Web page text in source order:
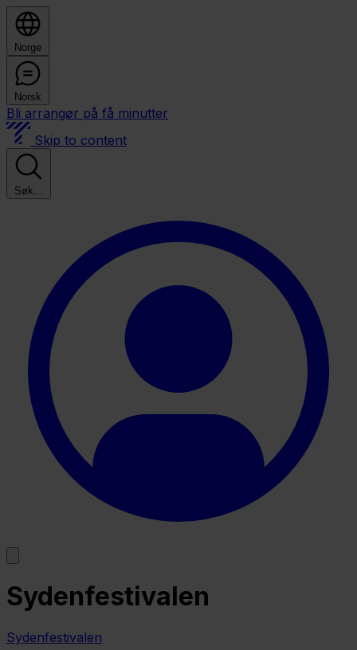
Norge
Norsk
Bli arrangør på få minutter
Skip to content
Søk...
Sydenfestivalen
Sydenfestivalen